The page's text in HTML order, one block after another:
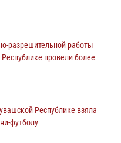
разрешительной работы
провели более
Республике взяла
футболу